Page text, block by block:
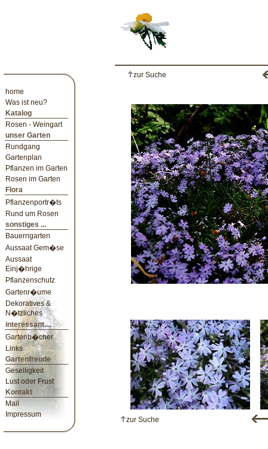
home
Was ist neu?
Katalog
Rosen - Weingart
unser Garten
Rundgang
Gartenplan
Pflanzen im Garten
Rosen im Garten
Flora
Pflanzenportr�ts
Rund um Rosen
sonstiges ...
Bauerngarten
Aussaat Gem�se
Aussaat
Einj�hrige
Pflanzenschutz
Gartenr�ume
Dekoratives &
N�tzliches
interessant....
Gartenb�cher
Links
Gartenfreude
Geselligkeit
Lust oder Frust
Kontakt
Mail
Impressum
zur Suche
zur Suche